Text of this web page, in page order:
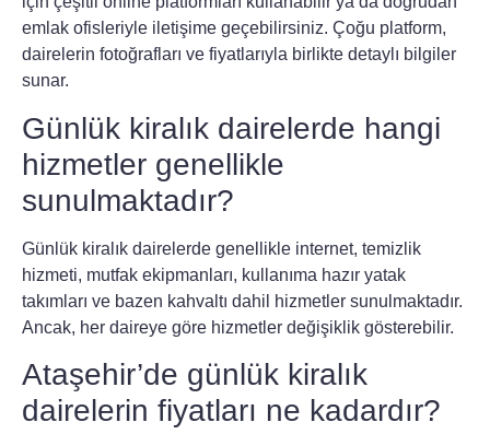
emlak ofisleriyle iletişime geçebilirsiniz. Çoğu platform,
dairelerin fotoğrafları ve fiyatlarıyla birlikte detaylı bilgiler
sunar.
Günlük kiralık dairelerde hangi
hizmetler genellikle
sunulmaktadır?
Günlük kiralık dairelerde genellikle internet, temizlik
hizmeti, mutfak ekipmanları, kullanıma hazır yatak
takımları ve bazen kahvaltı dahil hizmetler sunulmaktadır.
Ancak, her daireye göre hizmetler değişiklik gösterebilir.
Ataşehir’de günlük kiralık
dairelerin fiyatları ne kadardır?